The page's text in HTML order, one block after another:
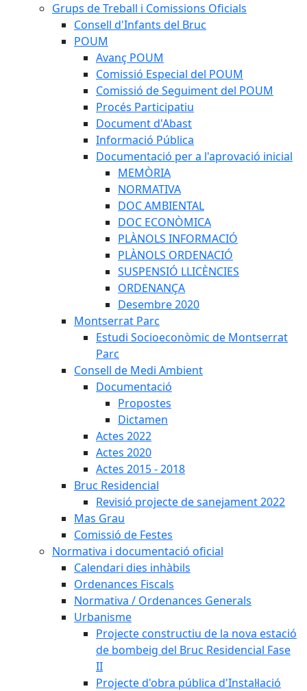
Grups de Treball i Comissions Oficials
Consell d'Infants del Bruc
POUM
Avanç POUM
Comissió Especial del POUM
Comissió de Seguiment del POUM
Procés Participatiu
Document d'Abast
Informació Pública
Documentació per a l'aprovació inicial
MEMÒRIA
NORMATIVA
DOC AMBIENTAL
DOC ECONÒMICA
PLÀNOLS INFORMACIÓ
PLÀNOLS ORDENACIÓ
SUSPENSIÓ LLICÈNCIES
ORDENANÇA
Desembre 2020
Montserrat Parc
Estudi Socioeconòmic de Montserrat
Parc
Consell de Medi Ambient
Documentació
Propostes
Dictamen
Actes 2022
Actes 2020
Actes 2015 - 2018
Bruc Residencial
Revisió projecte de sanejament 2022
Mas Grau
Comissió de Festes
Normativa i documentació oficial
Calendari dies inhàbils
Ordenances Fiscals
Normativa / Ordenances Generals
Urbanisme
Projecte constructiu de la nova estació
de bombeig del Bruc Residencial Fase
II
Projecte d'obra pública d'Instal·lació